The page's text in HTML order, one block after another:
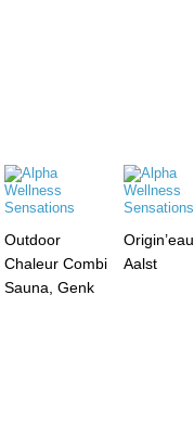
Outdoor
Chaleur Combi
Sauna, Genk
Origin’eau,
Aalst